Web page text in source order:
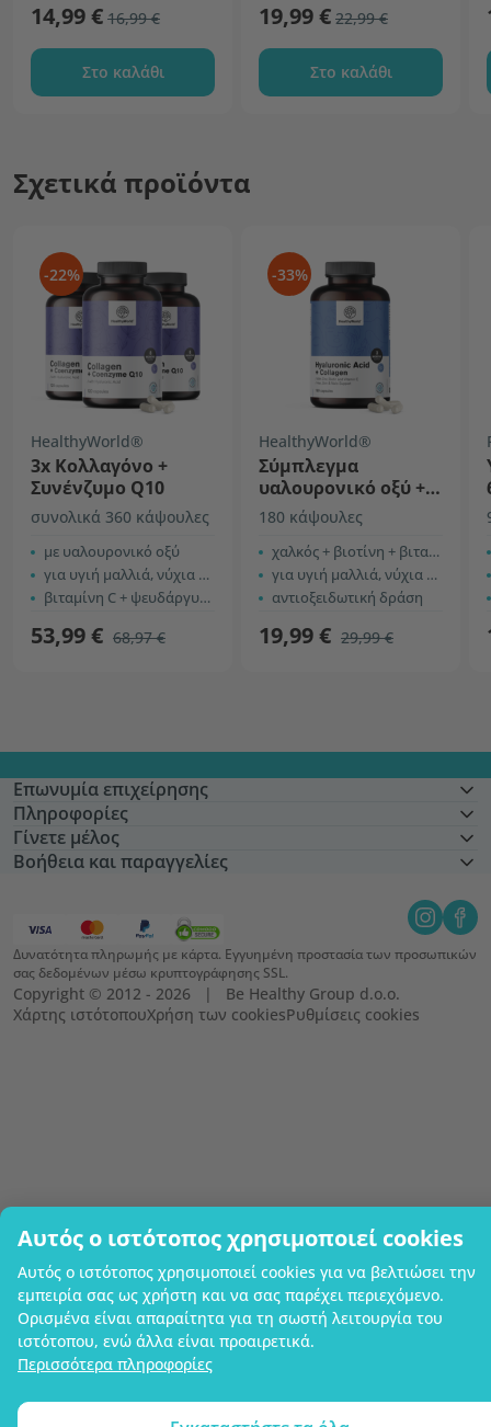
Αυτός ο ιστότοπος χρησιμοποιεί cookies
Αυτός ο ιστότοπος χρησιμοποιεί cookies για να βελτιώσει την
εμπειρία σας ως χρήστη και να σας παρέχει περιεχόμενο.
Ορισμένα είναι απαραίτητα για τη σωστή λειτουργία του
ιστότοπου, ενώ άλλα είναι προαιρετικά.
Περισσότερα πληροφορίες
14,99 € 16,99 €
Στο καλάθι
19,99 € 22,99 €
Στο καλάθι
Σχετικά προϊόντα
-22%
HealthyWorld®
3x Κολλαγόνο +
Συνένζυμο Q10
συνολικά 360 κάψουλες
με υαλουρονικό οξύ
για υγιή μαλλιά, νύχια και επιδερμίδα
βιταμίνη C + ψευδάργυρος
53,99 € 68,97 €
-33%
HealthyWorld®
Σύμπλεγμα
υαλουρονικό οξύ +
κολλαγόνο
180 κάψουλες
χαλκός + βιοτίνη + βιταμίνη C
για υγιή μαλλιά, νύχια και επιδερμίδα
αντιοξειδωτική δράση
19,99 € 29,99 €
Επωνυμία επιχείρησης
Πληροφορίες
Γίνετε μέλος
Βοήθεια και παραγγελίες
Δυνατότητα πληρωμής με κάρτα. Εγγυημένη προστασία των προσωπικών
σας δεδομένων μέσω κρυπτογράφησης SSL.
Copyright © 2012 - 2026   |   Be Healthy Group d.o.o.
Χάρτης ιστότοπουΧρήση των cookiesΡυθμίσεις cookies